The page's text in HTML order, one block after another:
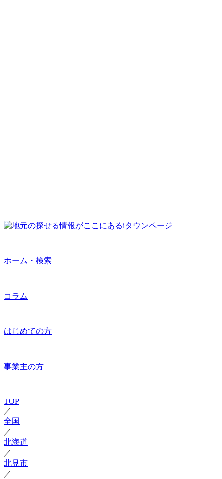
ホーム・検索
コラム
はじめての方
事業主の方
TOP
／
全国
／
北海道
／
北見市
／